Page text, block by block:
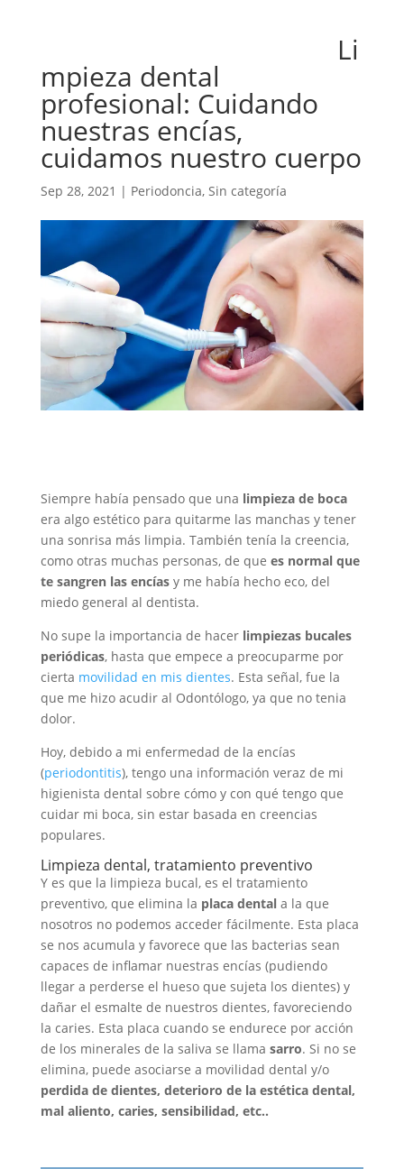
Li
mpieza dental
profesional: Cuidando
nuestras encías,
cuidamos nuestro cuerpo
Sep 28, 2021 | Periodoncia, Sin categoría
Siempre había pensado que una limpieza de boca
era algo estético para quitarme las manchas y tener
una sonrisa más limpia. También tenía la creencia,
como otras muchas personas, de que es normal que
te sangren las encíasy me había hecho eco, del
miedo general al dentista.
No supe la importancia de hacer limpiezas bucales
periódicas, hasta que empece a preocuparme por
cierta movilidad en mis dientes. Esta señal, fue la
que me hizo acudir al Odontólogo, ya que no tenia
dolor.
Hoy, debido a mi enfermedad de la encías
(periodontitis), tengo una información veraz de mi
higienista dental sobre cómo y con qué tengo que
cuidar mi boca, sin estar basada en creencias
populares.
Limpieza dental, tratamiento preventivo
Y es que la limpieza bucal, es el tratamiento
preventivo, que elimina la placa dental a la que
nosotros no podemos acceder fácilmente. Esta placa
se nos acumula y favorece que las bacterias sean
capaces de inflamar nuestras encías (pudiendo
llegar a perderse el hueso que sujeta los dientes) y
dañar el esmalte de nuestros dientes, favoreciendo
la caries. Esta placa cuando se endurece por acción
de los minerales de la saliva se llama sarro. Si no se
elimina, puede asociarse a movilidad dental y/o
perdida de dientes, deterioro de la estética dental,
mal aliento, caries, sensibilidad, etc..